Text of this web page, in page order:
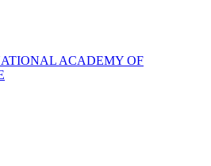
ACADEMY OF